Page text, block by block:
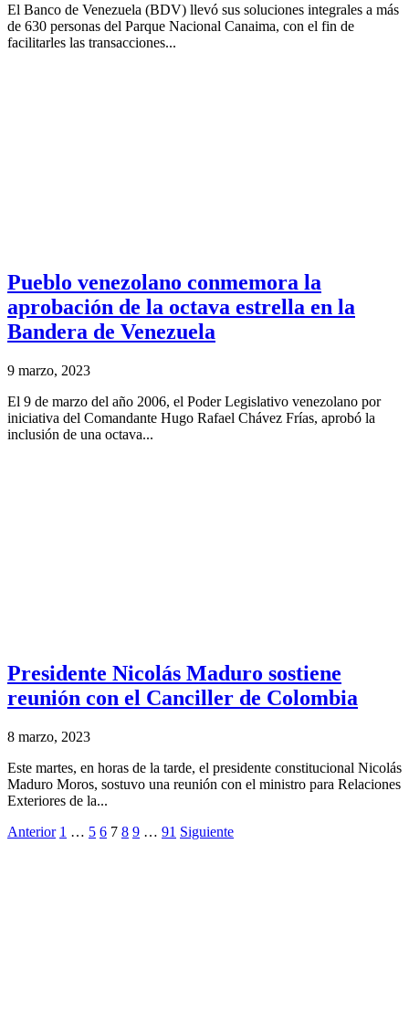
El Banco de Venezuela (BDV) llevó sus soluciones integrales a más
de 630 personas del Parque Nacional Canaima, con el fin de
facilitarles las transacciones...
Pueblo venezolano conmemora la
aprobación de la octava estrella en la
Bandera de Venezuela
9 marzo, 2023
El 9 de marzo del año 2006, el Poder Legislativo venezolano por
iniciativa del Comandante Hugo Rafael Chávez Frías, aprobó la
inclusión de una octava...
Presidente Nicolás Maduro sostiene
reunión con el Canciller de Colombia
8 marzo, 2023
Este martes, en horas de la tarde, el presidente constitucional Nicolás
Maduro Moros, sostuvo una reunión con el ministro para Relaciones
Exteriores de la...
Anterior 1 … 5 6 7 8 9 … 91 Siguiente